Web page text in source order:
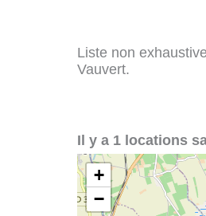
Liste non
Vauvert.
Il y a 1 locations
+
−